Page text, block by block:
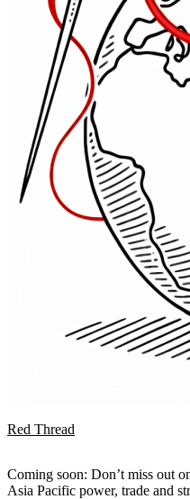
Red Thread
Coming soon: Don’t miss out
Asia Pacific power, trade and